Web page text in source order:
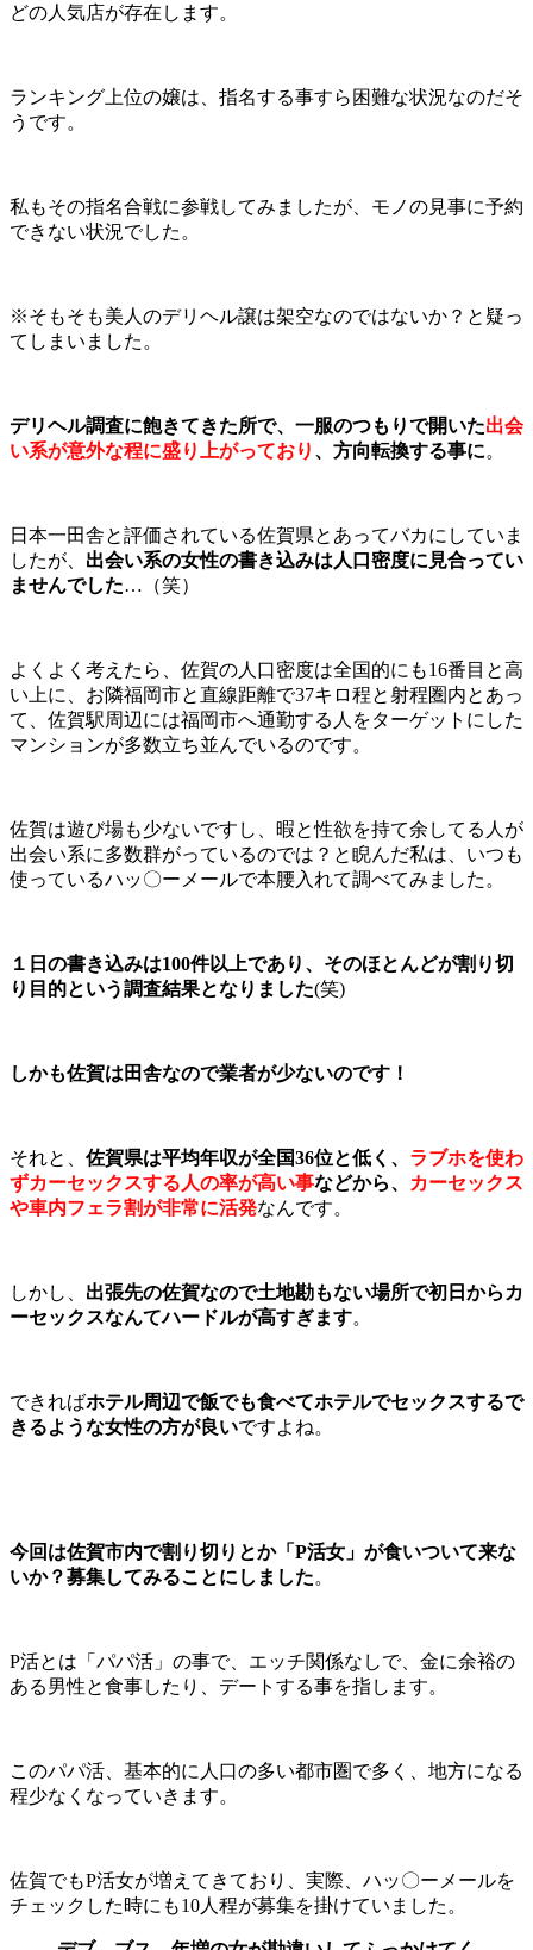
どの人気店が存在します。
ランキング上位の嬢は、指名する事すら困難な状況なのだそ
うです。
私もその指名合戦に参戦してみましたが、モノの見事に予約
できない状況でした。
※そもそも美人のデリヘル譲は架空なのではないか？と疑っ
てしまいました。
デリヘル調査に飽きてきた所で、一服のつもりで開いた出会
い系が意外な程に盛り上がっており 、方向転換する事に。
日本一田舎と評価されている佐賀県とあってバカにしていま
したが、 出会い系の女性の書き込みは人口密度に見合ってい
ませんでした…（笑）
よくよく考えたら、佐賀の人口密度は全国的にも16番目と高
い上に、お隣福岡市と直線距離で37キロ程と射程圏内とあっ
て、佐賀駅周辺には福岡市へ通勤する人をターゲットにした
マンションが多数立ち並んでいるのです。
佐賀は遊び場も少ないですし、暇と性欲を持て余してる人が
出会い系に多数群がっているのでは？と睨んだ私は、いつも
使っているハッ〇ーメールで本腰入れて調べてみました。
１日の書き込みは100件以上であり、そのほとんどが割り切
り目的という調査結果となりました(笑)
しかも佐賀は田舎なので業者が少ないのです！
それと、 佐賀県は平均年収が全国36位と低く、 ラブホを使わ
ずカーセックスする人の率が高い事などから、
カーセックス
や車内フェラ割が非常に活発なんです。
しかし、 出張先の佐賀なので土地勘もない場所で初日からカ
ーセックスなんてハードルが高すぎます。
できればホテル周辺で飯でも食べてホテルでセックスするで
きるような女性の方が良いですよね。
今回は佐賀市内で割り切りとか「P活女」が食いついて来な
いか？募集してみることにしました。
P活とは「パパ活」の事で、エッチ関係なしで、金に余裕の
ある男性と食事したり、デートする事を指します。
このパパ活、基本的に人口の多い都市圏で多く、地方になる
程少なくなっていきます。
佐賀でもP活女が増えてきており、実際、ハッ〇ーメールを
チェックした時にも10人程が募集を掛けていました。